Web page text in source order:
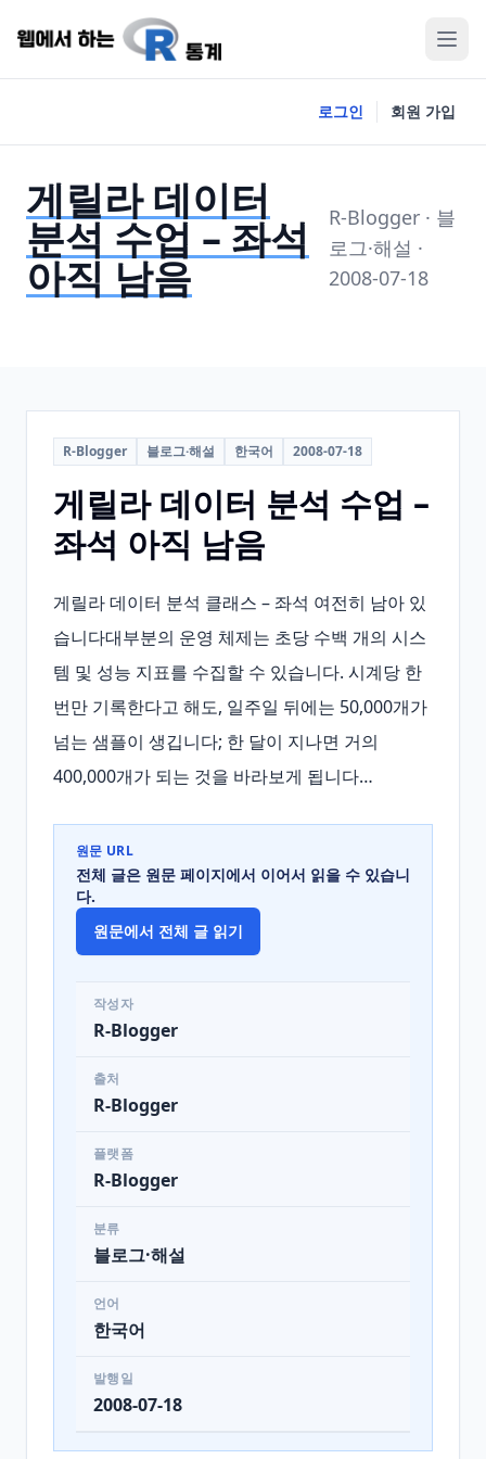
로그인 회원 가입
게릴라 데이터
분석 수업 – 좌석
아직 남음
R-Blogger · 블
로그·해설 ·
2008-07-18
R-Blogger 블로그·해설 한국어 2008-07-18
게릴라 데이터 분석 수업 –
좌석 아직 남음
게릴라 데이터 분석 클래스 – 좌석 여전히 남아 있
습니다대부분의 운영 체제는 초당 수백 개의 시스
템 및 성능 지표를 수집할 수 있습니다. 시계당 한
번만 기록한다고 해도, 일주일 뒤에는 50,000개가
넘는 샘플이 생깁니다; 한 달이 지나면 거의
400,000개가 되는 것을 바라보게 됩니다…
원문 URL
전체 글은 원문 페이지에서 이어서 읽을 수 있습니
다.
원문에서 전체 글 읽기
작성자
R-Blogger
출처
R-Blogger
플랫폼
R-Blogger
분류
블로그·해설
언어
한국어
발행일
2008-07-18